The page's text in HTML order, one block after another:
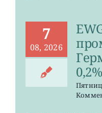
7
08, 2026
0,2%